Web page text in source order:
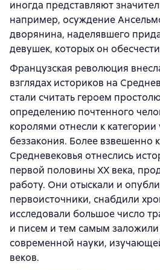
иногда представляют
например, осуждение
дворянина, наделявшего
девушек, которых он
Французская революция
взглядах историков на
стали считать героем
определению почтенного
королями отнесли к
беззакония. Более взвешенно
Средневековья отнеслись
первой половины XX века,
работу. Они отыскали и
первоисточники, снабдили
исследовали большое число
и писем и тем самым
современной науки,
веков.